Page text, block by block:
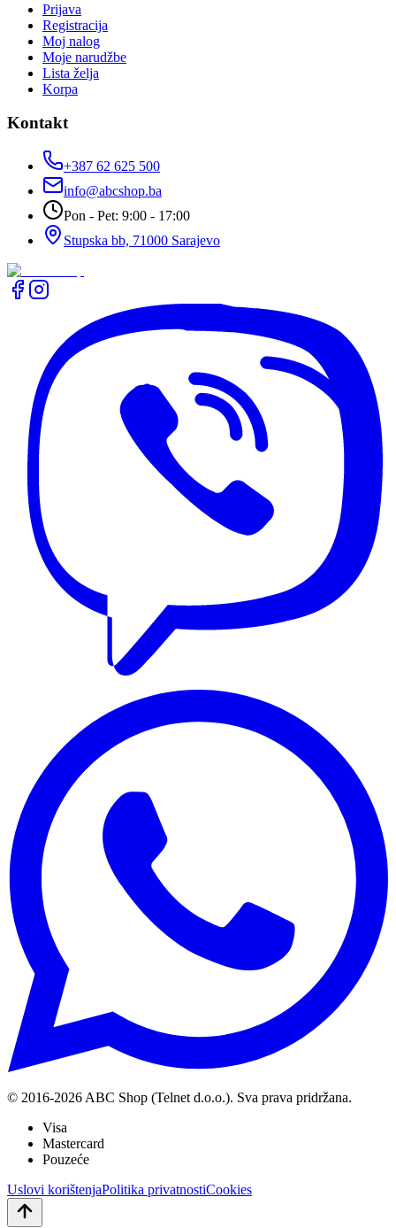
Prijava
Registracija
Moj nalog
Moje narudžbe
Lista želja
Korpa
Kontakt
+387 62 625 500
info@abcshop.ba
Pon - Pet: 9:00 - 17:00
Stupska bb, 71000 Sarajevo
© 2016-2026 ABC Shop (Telnet d.o.o.). Sva prava pridržana.
Visa
Mastercard
Pouzeće
Uslovi korištenjaPolitika privatnostiCookies